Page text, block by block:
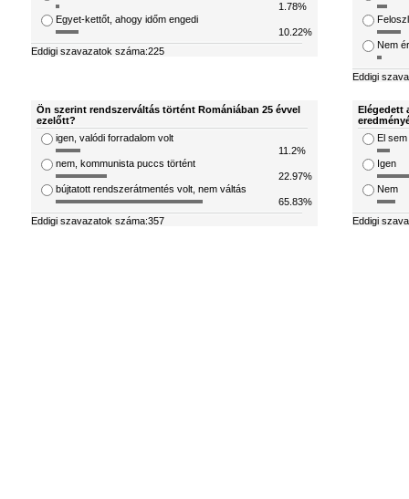
1.78%
Egyet-kettőt, ahogy időm engedi
10.22%
Eddigi szavazatok száma:225
Nem
Eddigi
Ön szerint rendszerváltás történt Romániában 25 évvel
ezelőtt?
igen, valódi forradalom volt
11.2%
nem, kommunista puccs történt
22.97%
bújtatott rendszerátmentés volt, nem váltás
65.83%
Eddigi szavazatok száma:357
Elégedett
El
Igen
Nem
Eddigi